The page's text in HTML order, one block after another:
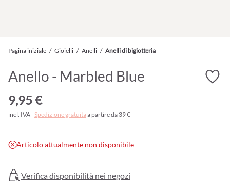
Pagina iniziale / Gioielli / Anelli / Anelli di bigiotteria
Anello - Marbled Blue
9,95 €
incl. IVA - Spedizione gratuitaa partire da 39 €
Articolo attualmente non disponibile
Verifica disponibilità nei negozi